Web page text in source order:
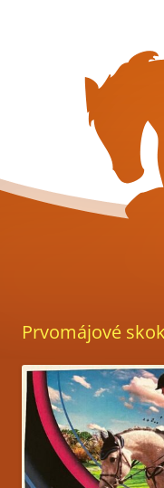
Prvomájové